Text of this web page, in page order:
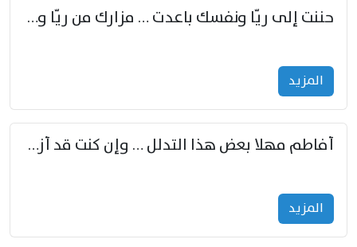
حننت إلى ريّا ونفسك باعدت … مزارك من ريّا وشعباكما معا
المزید
أفاطم مهلا بعض هذا التدلل … وإن كنت قد أزمعت صرمي فأجملي
المزید